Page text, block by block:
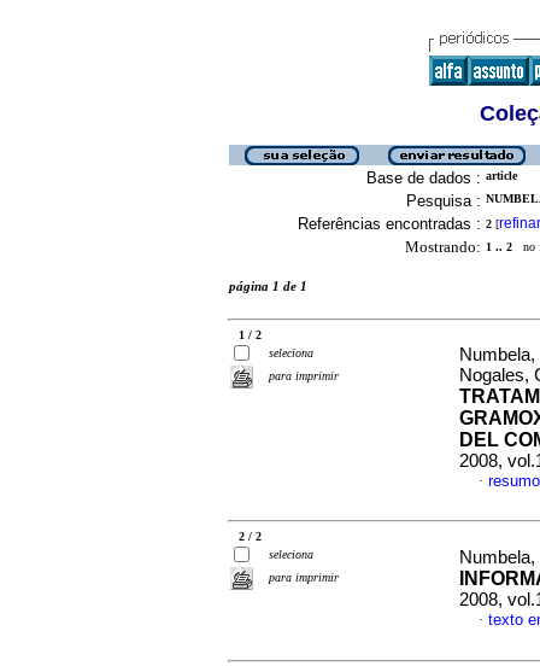
Base de dados : article
Pesquisa :
Referências encontradas : 2 [refinar
Mostrando: 1 .. 2 no
página 1 de 1
1 / 2
seleciona
para imprimir
Nogales,
DEL
2008,
·
2 / 2
seleciona
para imprimir
2008,
· texto